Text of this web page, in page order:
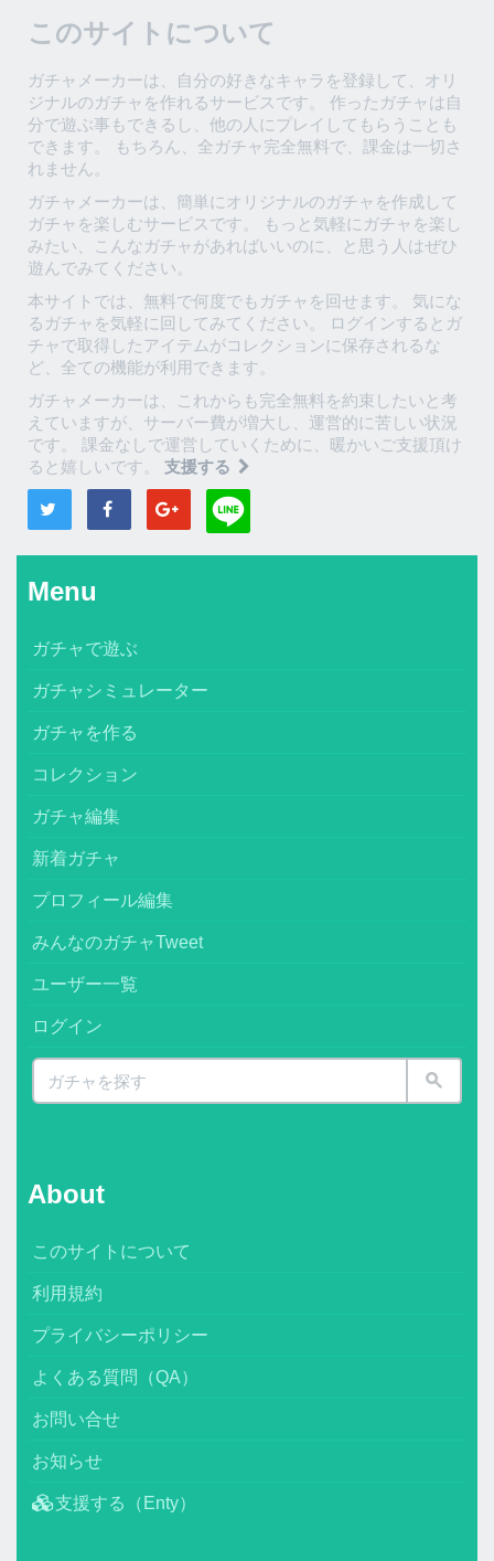
このサイトについて
ガチャメーカーは、自分の好きなキャラを登録して、オリ
ジナルのガチャを作れるサービスです。 作ったガチャは自
分で遊ぶ事もできるし、他の人にプレイしてもらうことも
できます。 もちろん、全ガチャ完全無料で、課金は一切さ
れません。
ガチャメーカーは、簡単にオリジナルのガチャを作成して
ガチャを楽しむサービスです。 もっと気軽にガチャを楽し
みたい、こんなガチャがあればいいのに、と思う人はぜひ
遊んでみてください。
本サイトでは、無料で何度でもガチャを回せます。 気にな
るガチャを気軽に回してみてください。 ログインするとガ
チャで取得したアイテムがコレクションに保存されるな
ど、全ての機能が利用できます。
ガチャメーカーは、これからも完全無料を約束したいと考
えていますが、サーバー費が増大し、運営的に苦しい状況
です。 課金なしで運営していくために、暖かいご支援頂け
ると嬉しいです。 支援する
Menu
ガチャで遊ぶ
ガチャシミュレーター
ガチャを作る
コレクション
ガチャ編集
新着ガチャ
プロフィール編集
みんなのガチャTweet
ユーザー一覧
ログイン
About
このサイトについて
利用規約
プライバシーポリシー
よくある質問（QA）
お問い合せ
お知らせ
支援する（Enty）